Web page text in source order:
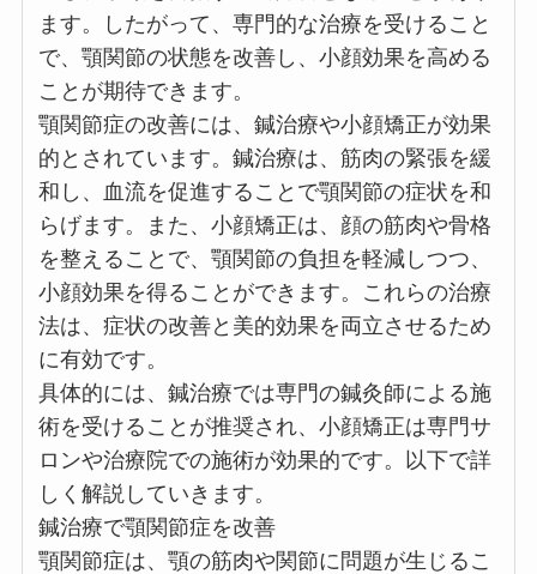
ます。したがって、専門的な治療を受けること
で、顎関節の状態を改善し、小顔効果を高める
ことが期待できます。
顎関節症の改善には、鍼治療や小顔矯正が効果
的とされています。鍼治療は、筋肉の緊張を緩
和し、血流を促進することで顎関節の症状を和
らげます。また、小顔矯正は、顔の筋肉や骨格
を整えることで、顎関節の負担を軽減しつつ、
小顔効果を得ることができます。これらの治療
法は、症状の改善と美的効果を両立させるため
に有効です。
具体的には、鍼治療では専門の鍼灸師による施
術を受けることが推奨され、小顔矯正は専門サ
ロンや治療院での施術が効果的です。以下で詳
しく解説していきます。
鍼治療で顎関節症を改善
顎関節症は、顎の筋肉や関節に問題が生じるこ